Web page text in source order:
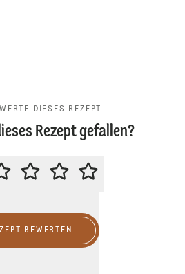
DIESES REZEPT
Rezept gefallen?
BITTE BEWERTE DIESES REZEPT
BEWERTEN